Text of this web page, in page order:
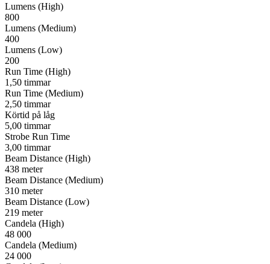
Lumens (High)
800
Lumens (Medium)
400
Lumens (Low)
200
Run Time (High)
1,50 timmar
Run Time (Medium)
2,50 timmar
Körtid på låg
5,00 timmar
Strobe Run Time
3,00 timmar
Beam Distance (High)
438 meter
Beam Distance (Medium)
310 meter
Beam Distance (Low)
219 meter
Candela (High)
48 000
Candela (Medium)
24 000